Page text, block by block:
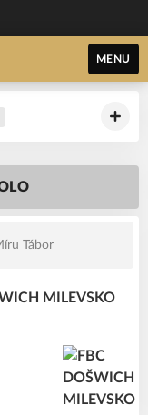
MENU
Tábor
MILEVSKO